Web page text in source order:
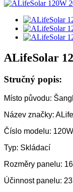
ALifeSolar
Stručný popis:
Místo původu:
Název značky:
Číslo modelu:
Typ: Skládací
Rozměry panelu:
Účinnost panelu: